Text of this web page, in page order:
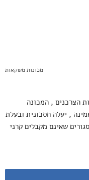
מכונות משקאות
הצרכנים , המכונה
, יעלה חסכונית ובעלת
שאינם מקבלים קרני